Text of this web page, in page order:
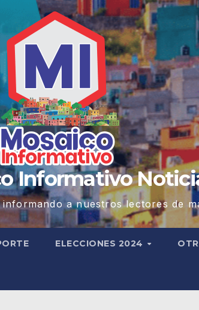
Informativo
a nuestros lectores de
ELECCIONES 2024